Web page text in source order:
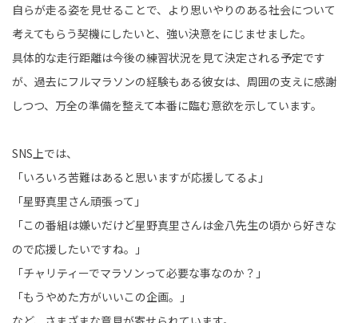
自らが走る姿を見せることで、より思いやりのある社会について
考えてもらう契機にしたいと、強い決意をにじませました。
具体的な走行距離は今後の練習状況を見て決定される予定です
が、過去にフルマラソンの経験もある彼女は、周囲の支えに感謝
しつつ、万全の準備を整えて本番に臨む意欲を示しています。
SNS上では、
「いろいろ苦難はあると思いますが応援してるよ」
「星野真里さん頑張って」
「この番組は嫌いだけど星野真里さんは金八先生の頃から好きな
ので応援したいですね。」
「チャリティーでマラソンって必要な事なのか？」
「もうやめた方がいいこの企画。」